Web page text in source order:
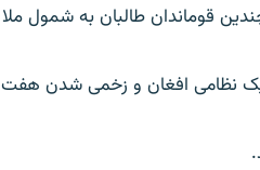
قوماندان طالبان به شمول ملا
یک نظامی افغان و زخمی شدن هفت